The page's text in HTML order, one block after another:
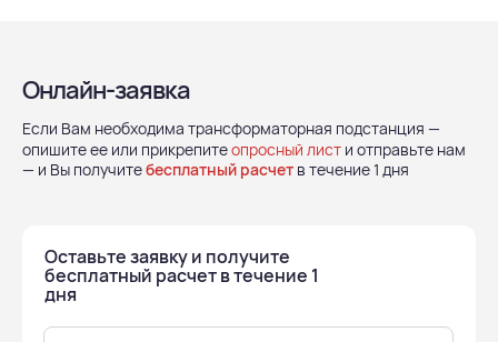
Онлайн-заявка
Если Вам необходима трансформаторная подстанция —
опишите ее или прикрепитеопросный лист и отправьте нам
— и Вы получитебесплатный расчет в течение 1 дня
Оставьте заявку и получите
бесплатный расчет в течение 1
дня